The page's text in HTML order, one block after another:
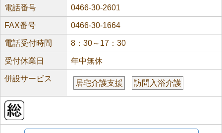
電話番号 0466-30-2601
FAX番号 0466-30-1664
電話受付時間 8：30～17：30
受付休業日 年中無休
併設サービス
居宅介護支援 訪問入浴介護